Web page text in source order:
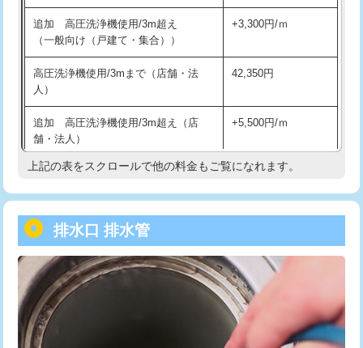
廃棄・処分
※給水管工事は20mmまでの価格です。
給水管工事※（支持金具設置) 5,500円
給水管工事※（保温材使用（バンド止
め込み）)
5,500円
給水管工事※（土の掘削・埋め戻し作
業)
11,000円
給水管工事※（塩ビ管（VP・HI）使
用/3ｍまで)
用（追加）/3ｍ超え)
給水管工事※（ライニング鋼管・銅
管・ポリ管・HT管使用/3ｍまで)
44,000円
給水管工事※（ライニング鋼管・銅
管・ポリ管・HT管使用/3ｍ超え)
+8,800円
追加 高圧洗浄機使用/3m超え
（一般向け（戸建て・集合））
+3,300円/ｍ
高圧洗浄機使用/3mまで（店舗・法
人）
42,350円
追加 高圧洗浄機使用/3m超え（店
舗・法人）
+5,500円/ｍ
高度高圧洗浄換 現地調査
トーラー機使用/3mまで
追加トーラー機使用/3m超え +3,300円
カメラ調査 33,000円
桝清掃 8,800円
上記の表をスクロールで他の料金もご覧になれます。
排水口 排水管